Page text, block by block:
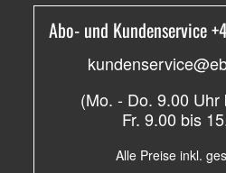
Abo- und Kundenservice
(Mo. - Do. 9.00 Uhr
Fr. 9.00 bis
Alle Preise inkl.